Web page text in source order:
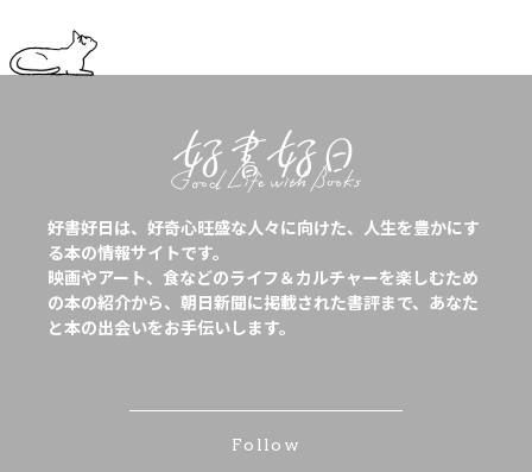
好書好日は、好奇心旺盛な人々に向けた、人生を豊かにす
る本の情報サイトです。
映画やアート、食などのライフ＆カルチャーを楽しむため
の本の紹介から、朝日新聞に掲載された書評まで、あなた
と本の出会いをお手伝いします。
Follow